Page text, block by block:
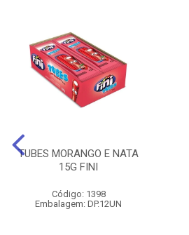
TUBES MORANGO E NATA
15G FINI
Código: 1398
Embalagem: DP.12UN